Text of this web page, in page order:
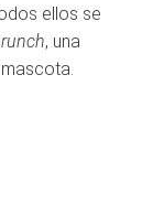
ellos se
, una